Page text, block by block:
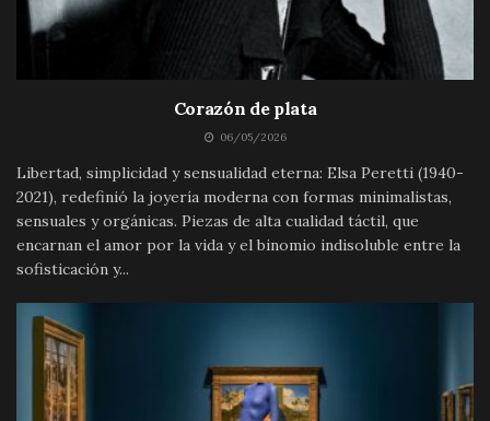
Corazón de plata
06/05/2026
Libertad, simplicidad y sensualidad eterna: Elsa Peretti (1940-
2021), redefinió la joyería moderna con formas minimalistas,
sensuales y orgánicas. Piezas de alta cualidad táctil, que
encarnan el amor por la vida y el binomio indisoluble entre la
sofisticación y...